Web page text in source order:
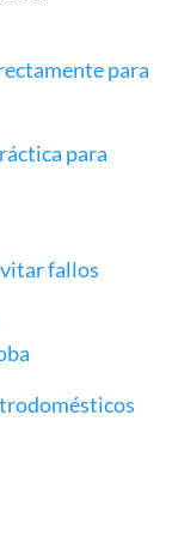
para
para
fallos